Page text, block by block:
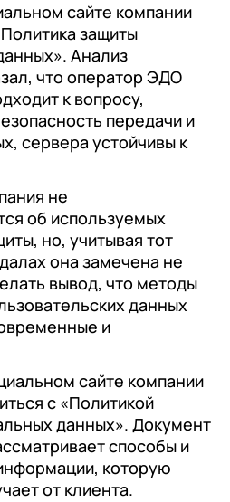
сайте компании
защиты
Анализ
что оператор ЭДО
к вопросу,
передачи и
сервера устойчивы к
не
об используемых
но, учитывая тот
она замечена не
вывод, что методы
данных
и
сайте компании
с «Политикой
данных». Документ
способы и
которую
от клиента.